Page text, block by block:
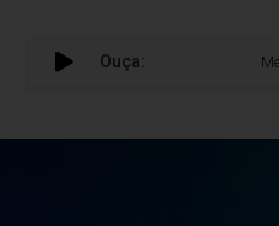
Ouça: